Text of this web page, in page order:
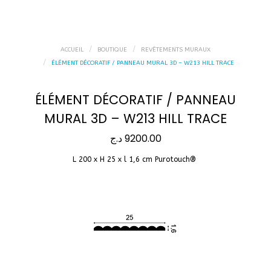
ACCUEIL BOUTIQUE
REVÊTEMENTS MURAUX
ÉLÉMENT DÉCORATIF / PANNEAU MURAL 3D – W213 HILL TRACE
ÉLÉMENT DÉCORATIF / PANNEAU
MURAL 3D – W213 HILL TRACE
9200.00د.ج
L 200 x H 25 x l 1,6 cm Purotouch® ‎